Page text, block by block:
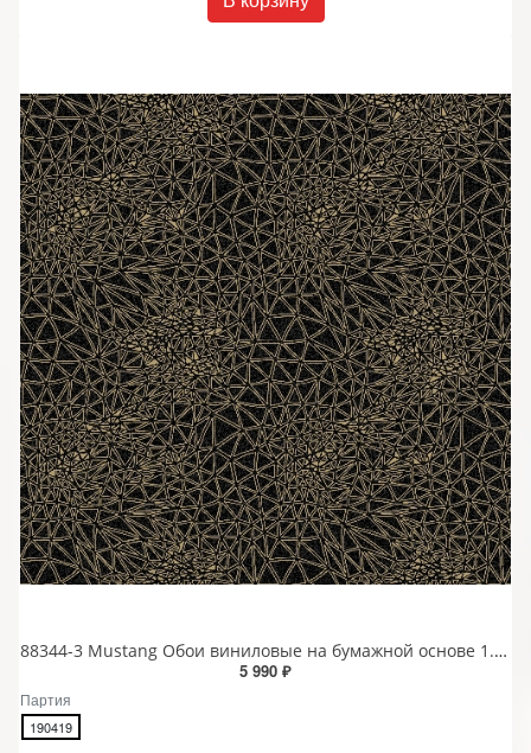
88344-3 Mustang Обои виниловые на бумажной основе 1.06*15.6
5 990 ₽
Партия
190419